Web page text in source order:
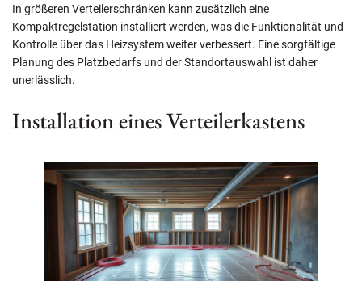
In größeren Verteilerschränken kann zusätzlich eine
Kompaktregelstation installiert werden, was die Funktionalität und
Kontrolle über das Heizsystem weiter verbessert. Eine sorgfältige
Planung des Platzbedarfs und der Standortauswahl ist daher
unerlässlich.
Installation eines Verteilerkastens